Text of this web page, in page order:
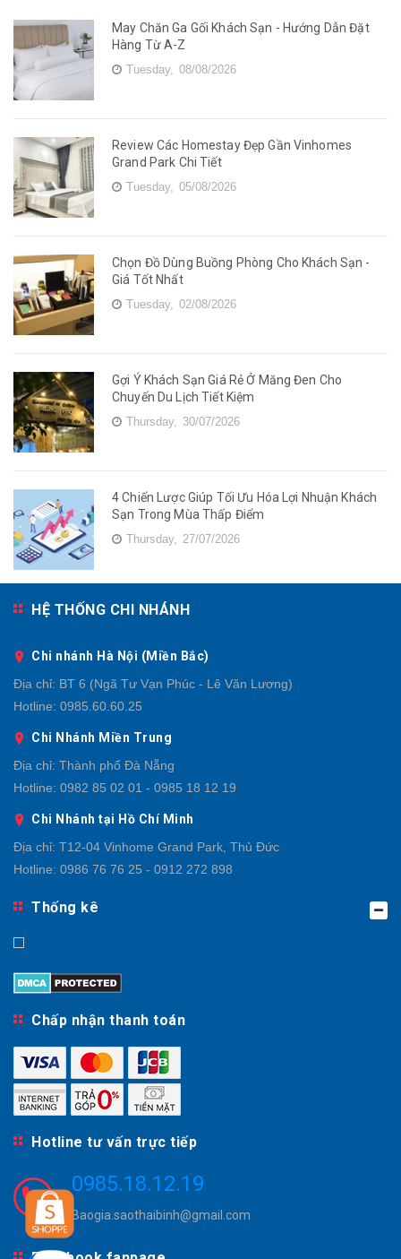
May Chăn Ga Gối Khách Sạn - Hướng Dẫn Đặt
Hàng Từ A-Z
Tuesday, 08/08/2026
Review Các Homestay Đẹp Gần Vinhomes
Grand Park Chi Tiết
Tuesday, 05/08/2026
Chọn Đồ Dùng Buồng Phòng Cho Khách Sạn -
Giá Tốt Nhất
Tuesday, 02/08/2026
Gợi Ý Khách Sạn Giá Rẻ Ở Măng Đen Cho
Chuyến Du Lịch Tiết Kiệm
Thursday, 30/07/2026
4 Chiến Lược Giúp Tối Ưu Hóa Lợi Nhuận Khách
Sạn Trong Mùa Thấp Điểm
Thursday, 27/07/2026
HỆ THỐNG CHI NHÁNH
Chi nhánh Hà Nội (Miền Bắc)
Địa chỉ: BT 6 (Ngã Tư Vạn Phúc - Lê Văn Lương)
Hotline: 0985.60.60.25
Chi Nhánh Miền Trung
Địa chỉ: Thành phố Đà Nẵng
Hotline: 0982 85 02 01 - 0985 18 12 19
Chi Nhánh tại Hồ Chí Minh
Địa chỉ: T12-04 Vinhome Grand Park, Thủ Đức
Hotline: 0986 76 76 25 - 0912 272 898
Thống kê
Chấp nhận thanh toán
Hotline tư vấn trực tiếp
0985.18.12.19
Baogia.saothaibinh@gmail.com